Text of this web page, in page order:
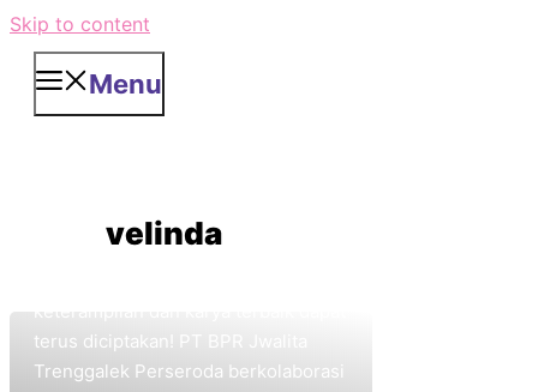
Skip to content
Menu
velinda
velinda July 20, 2026
Depan Gemilang!
Mata adalah jendela dunia. Melalui
keterampilan dan karya terbaik dapat
terus diciptakan! PT BPR Jwalita
Trenggalek Perseroda berkolaborasi